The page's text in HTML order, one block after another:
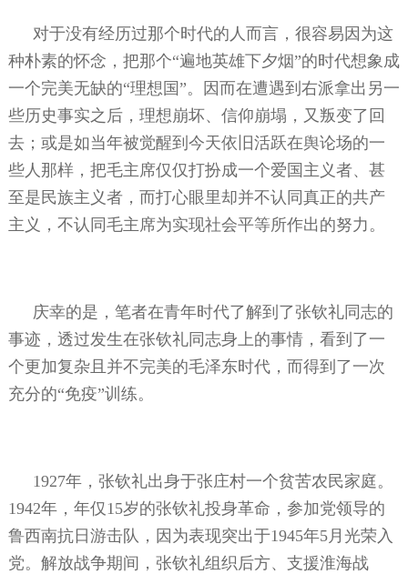
对于没有经历过那个时代的人而言，很容易因为这
种朴素的怀念，把那个“遍地英雄下夕烟”的时代想象成
一个完美无缺的“理想国”。因而在遭遇到右派拿出另一
些历史事实之后，理想崩坏、信仰崩塌，又叛变了回
去；或是如当年被觉醒到今天依旧活跃在舆论场的一
些人那样，把毛主席仅仅打扮成一个爱国主义者、甚
至是民族主义者，而打心眼里却并不认同真正的共产
主义，不认同毛主席为实现社会平等所作出的努力。
庆幸的是，笔者在青年时代了解到了张钦礼同志的
事迹，透过发生在张钦礼同志身上的事情，看到了一
个更加复杂且并不完美的毛泽东时代，而得到了一次
充分的“免疫”训练。
1927年，张钦礼出身于张庄村一个贫苦农民家庭。
1942年，年仅15岁的张钦礼投身革命，参加党领导的
鲁西南抗日游击队，因为表现突出于1945年5月光荣入
党。解放战争期间，张钦礼组织后方、支援淮海战